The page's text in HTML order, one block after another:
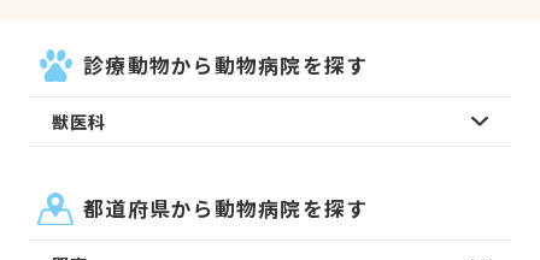
診療動物から動物病院を探す
獣医科
都道府県から動物病院を探す